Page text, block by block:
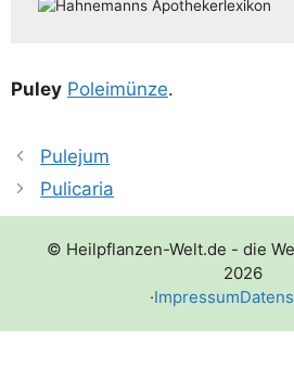
Puley Polei­mün­ze.
Pulejum
Pulicaria
© Heilpflanzen-Welt.de - die
2026
·Impressum